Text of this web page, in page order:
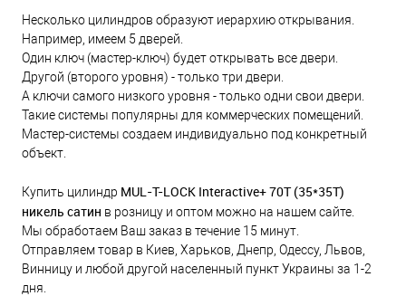
Несколько цилиндров образуют иерархию открывания.
Например, имеем 5 дверей.
Один ключ (мастер-ключ) будет открывать все двери.
Другой (второго уровня) - только три двери.
А ключи самого низкого уровня - только одни свои двери.
Такие системы популярны для коммерческих помещений.
Мастер-системы создаем индивидуально под конкретный
объект.
Купить цилиндр MUL-T-LOCK Interactive+ 70Т (35*35T)
никель сатин в розницу и оптом можно на нашем сайте.
Мы обработаем Ваш заказ в течение 15 минут.
Отправляем товар в Киев, Харьков, Днепр, Одессу, Львов,
Винницу и любой другой населенный пункт Украины за 1-2
дня.